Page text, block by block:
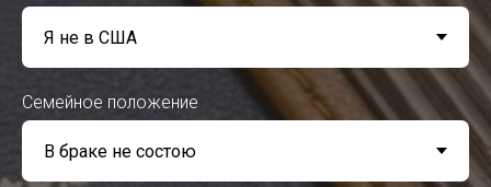
Семейное положение